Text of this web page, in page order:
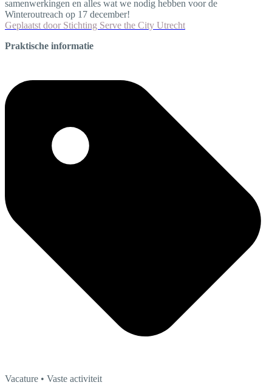
samenwerkingen en alles wat we nodig hebben voor de
Winteroutreach op 17 december!
Geplaatst door Stichting Serve the City Utrecht
Praktische informatie
Vacature • Vaste activiteit